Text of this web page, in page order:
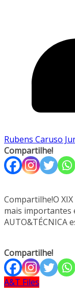
Rubens Caruso
Compartilhe!
Compartilhe!O
mais importantes
AUTO&TÉCNICA
Compartilhe!
A&T Files